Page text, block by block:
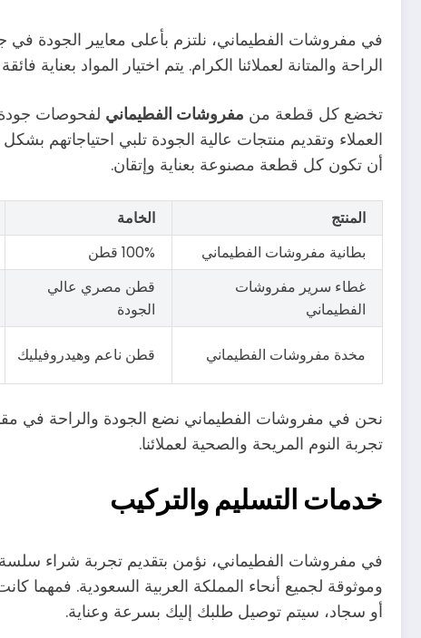
في مفروشات الفطيماني، نلتزم بأعلى معايير الجودة
الراحة والمتانة لعملائنا الكرام. يتم اختيار المواد بعناية
تخضع كل قطعة من مفروشات الفطيماني لفحوصات
العملاء وتقديم منتجات عالية الجودة تلبي احتياجاتهم
أن تكون كل قطعة مصنوعة بعناية وإتقان.
المنتج الخامة
بطانية مفروشات الفطيماني
100% قطن
غطاء سرير مفروشات
الفطيماني
قطن مصري عالي
الجودة
مخدة مفروشات الفطيماني قطن ناعم وهيدروفيليك
نحن في مفروشات الفطيماني نضع الجودة والراحة في
تجربة النوم المريحة والصحية لعملائنا.
خدمات التسليم والتركيب
في مفروشات الفطيماني، نؤمن بتقديم تجربة شراء
وموثوقة لجميع أنحاء المملكة العربية السعودية. فمهما
أو سجاد، سيتم توصيل طلبك إليك بسرعة وعناية.